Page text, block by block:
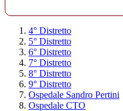
4° Distretto
5° Distretto
6° Distretto
7° Distretto
8° Distretto
9° Distretto
Ospedale Sandro Pertini
Ospedale CTO